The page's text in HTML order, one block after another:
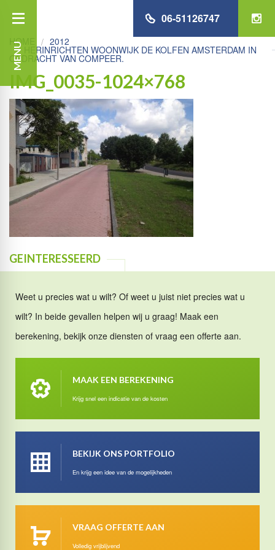
MENU
06-51126747
HOME 2012
HERINRICHTEN WOONWIJK DE KOLFEN AMSTERDAM IN
OPDRACHT VAN COMPEER.
IMG_0035-1024×768
GEINTERESSEERD
Weet u precies wat u wilt? Of weet u juist niet precies wat u
wilt? In beide gevallen helpen wij u graag! Maak een
berekening, bekijk onze diensten of vraag een offerte aan.
MAAK EEN BEREKENING
Krijg snel een indicatie van de kosten
BEKIJK ONS PORTFOLIO
En krijg een idee van de mogelijkheden
VRAAG OFFERTE AAN
Volledig vrijblijvend